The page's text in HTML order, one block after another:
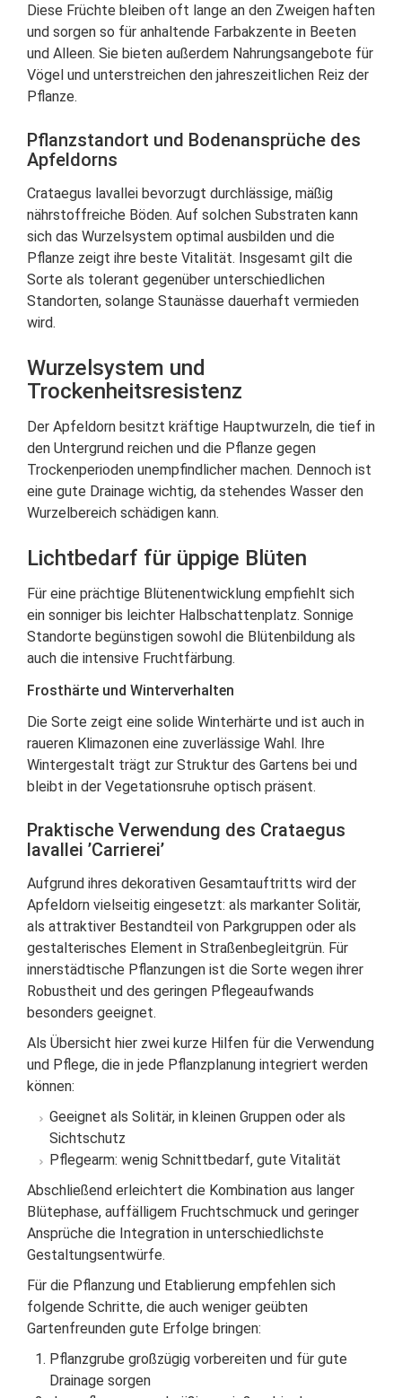
Diese Früchte bleiben oft lange an den Zweigen haften
und sorgen so für anhaltende Farbakzente in Beeten
und Alleen. Sie bieten außerdem Nahrungsangebote für
Vögel und unterstreichen den jahreszeitlichen Reiz der
Pflanze.
Pflanzstandort und Bodenansprüche des
Apfeldorns
Crataegus lavallei bevorzugt durchlässige, mäßig
nährstoffreiche Böden. Auf solchen Substraten kann
sich das Wurzelsystem optimal ausbilden und die
Pflanze zeigt ihre beste Vitalität. Insgesamt gilt die
Sorte als tolerant gegenüber unterschiedlichen
Standorten, solange Staunässe dauerhaft vermieden
wird.
Wurzelsystem und
Trockenheitsresistenz
Der Apfeldorn besitzt kräftige Hauptwurzeln, die tief in
den Untergrund reichen und die Pflanze gegen
Trockenperioden unempfindlicher machen. Dennoch ist
eine gute Drainage wichtig, da stehendes Wasser den
Wurzelbereich schädigen kann.
Lichtbedarf für üppige Blüten
Für eine prächtige Blütenentwicklung empfiehlt sich
ein sonniger bis leichter Halbschattenplatz. Sonnige
Standorte begünstigen sowohl die Blütenbildung als
auch die intensive Fruchtfärbung.
Frosthärte und Winterverhalten
Die Sorte zeigt eine solide Winterhärte und ist auch in
raueren Klimazonen eine zuverlässige Wahl. Ihre
Wintergestalt trägt zur Struktur des Gartens bei und
bleibt in der Vegetationsruhe optisch präsent.
Praktische Verwendung des Crataegus
lavallei ’Carrierei’
Aufgrund ihres dekorativen Gesamtauftritts wird der
Apfeldorn vielseitig eingesetzt: als markanter Solitär,
als attraktiver Bestandteil von Parkgruppen oder als
gestalterisches Element in Straßenbegleitgrün. Für
innerstädtische Pflanzungen ist die Sorte wegen ihrer
Robustheit und des geringen Pflegeaufwands
besonders geeignet.
Als Übersicht hier zwei kurze Hilfen für die Verwendung
und Pflege, die in jede Pflanzplanung integriert werden
können:
Geeignet als Solitär, in kleinen Gruppen oder als
Sichtschutz
Pflegearm: wenig Schnittbedarf, gute Vitalität
Abschließend erleichtert die Kombination aus langer
Blütephase, auffälligem Fruchtschmuck und geringer
Ansprüche die Integration in unterschiedlichste
Gestaltungsentwürfe.
Für die Pflanzung und Etablierung empfehlen sich
folgende Schritte, die auch weniger geübten
Gartenfreunden gute Erfolge bringen:
Pflanzgrube großzügig vorbereiten und für gute
Drainage sorgen